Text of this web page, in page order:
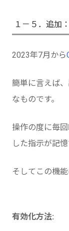
１－５．追加
2023年7月から
簡単に言えば
なものです。
操作の度に毎
した指示が記
そしてこの機
有効化方法: